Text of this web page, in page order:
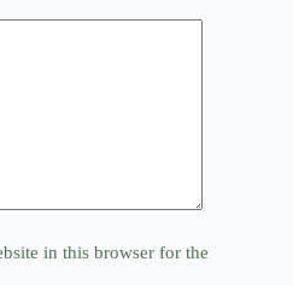
in this browser for the